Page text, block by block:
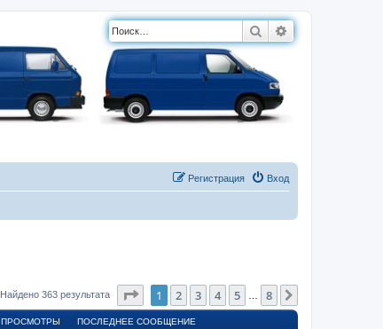
Поиск
Вход
Регистрация
Найдено 363 результата Страница1 из
1 2 3 4 5 8
ПРОСМОТРЫ ПОСЛЕДНЕЕ СООБЩЕНИЕ